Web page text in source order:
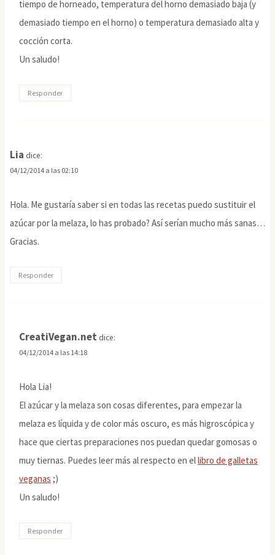
tiempo de horneado, temperatura del horno demasiado baja (y
demasiado tiempo en el horno) o temperatura demasiado alta y
cocción corta.
Un saludo!
Responder
Lia dice:
04/12/2014 a las 02:10
Hola. Me gustaría saber si en todas las recetas puedo sustituir el
azúcar por la melaza, lo has probado? Así serían mucho más sanas…
Gracias.
Responder
CreatiVegan.net dice:
04/12/2014 a las 14:18
Hola Lia!
El azúcar y la melaza son cosas diferentes, para empezar la
melaza es líquida y de color más oscuro, es más higroscópica y
hace que ciertas preparaciones nos puedan quedar gomosas o
muy tiernas. Puedes leer más al respecto en ellibro de galletas
veganas ;)
Un saludo!
Responder